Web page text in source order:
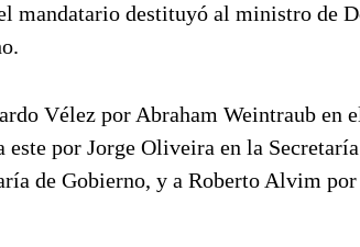
mandatario destituyó al ministro de
Vélez por Abraham Weintraub
por Jorge Oliveira en la
de Gobierno, y a Roberto Alvim